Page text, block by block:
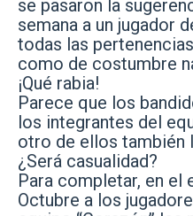
se pasaron la
semana a un jugador
todas las
como de costumbre
¡Qué rabia!
Parece que los
los integrantes del
otro de ellos también
¿Será casualidad?
Para completar, en el
Octubre a los